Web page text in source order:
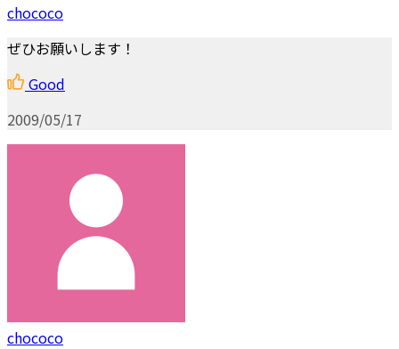
chococo
ぜひお願いします！
Good
2009/05/17
chococo